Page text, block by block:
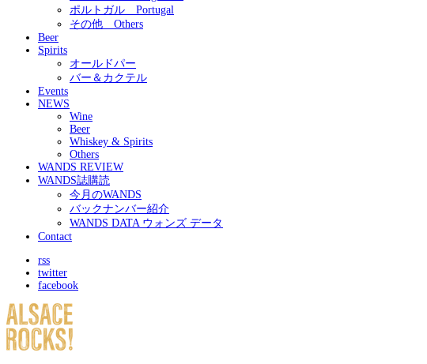
ポルトガル Portugal
その他 Others
Beer
Spirits
オールドパー
バー＆カクテル
Events
NEWS
Wine
Beer
Whiskey & Spirits
Others
WANDS REVIEW
WANDS誌購読
今月のWANDS
バックナンバー紹介
WANDS DATA ウォンズ データ
Contact
rss
twitter
facebook